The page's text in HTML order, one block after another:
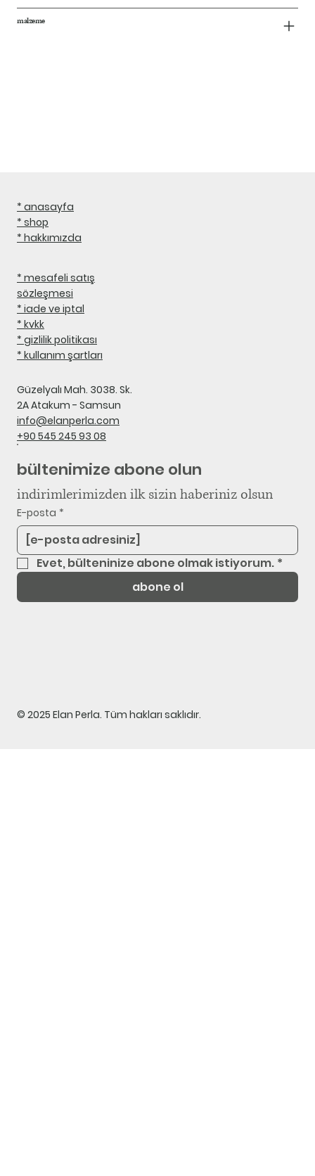
malzeme
* anasayfa
* shop
* hakkımızda
* mesafeli satış
sözleşmesi
* iade ve iptal
* kvkk
* gizlilik politikası
* kullanım şartları
Güzelyalı Mah. 3038. Sk.
2A Atakum - Samsun
info@elanperla.com
+90 545 245 93 08
bültenimize abone olun
indirimlerimizden ilk sizin haberiniz olsun
E-posta *
Evet, bülteninize abone olmak istiyorum. *
abone ol
© 2025 Elan Perla. Tüm hakları saklıdır.